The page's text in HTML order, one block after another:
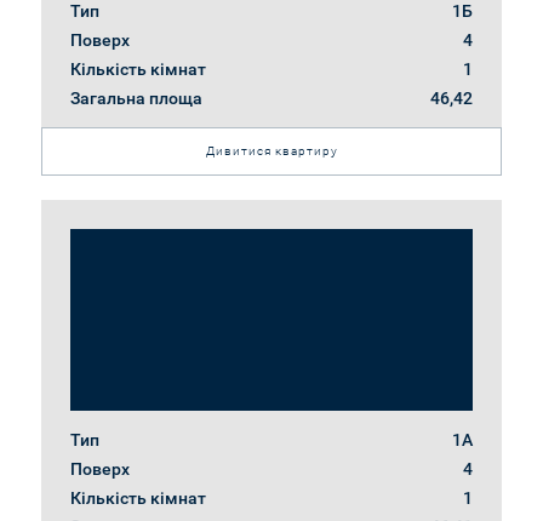
Тип
1Б
Поверх
4
Кількість кімнат
1
Загальна площа
46,42
Дивитися квартиру
Тип
1А
Поверх
4
Кількість кімнат
1